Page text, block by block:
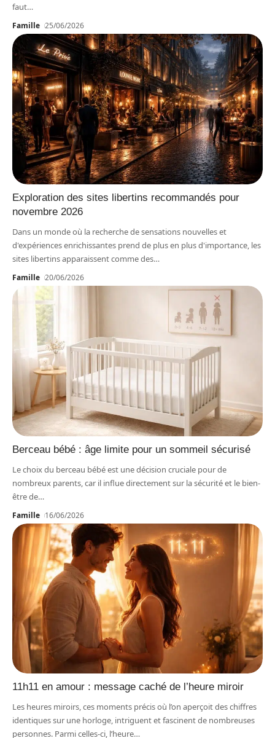
faut…
Famille 25/06/2026
Exploration des sites libertins recommandés pour
novembre 2026
Dans un monde où la recherche de sensations nouvelles et
d'expériences enrichissantes prend de plus en plus d'importance, les
sites libertins apparaissent comme des…
Famille 20/06/2026
Berceau bébé : âge limite pour un sommeil sécurisé
Le choix du berceau bébé est une décision cruciale pour de
nombreux parents, car il influe directement sur la sécurité et le bien-
être de…
Famille 16/06/2026
11h11 en amour : message caché de l’heure miroir
Les heures miroirs, ces moments précis où l’on aperçoit des chiffres
identiques sur une horloge, intriguent et fascinent de nombreuses
personnes. Parmi celles-ci, l’heure…